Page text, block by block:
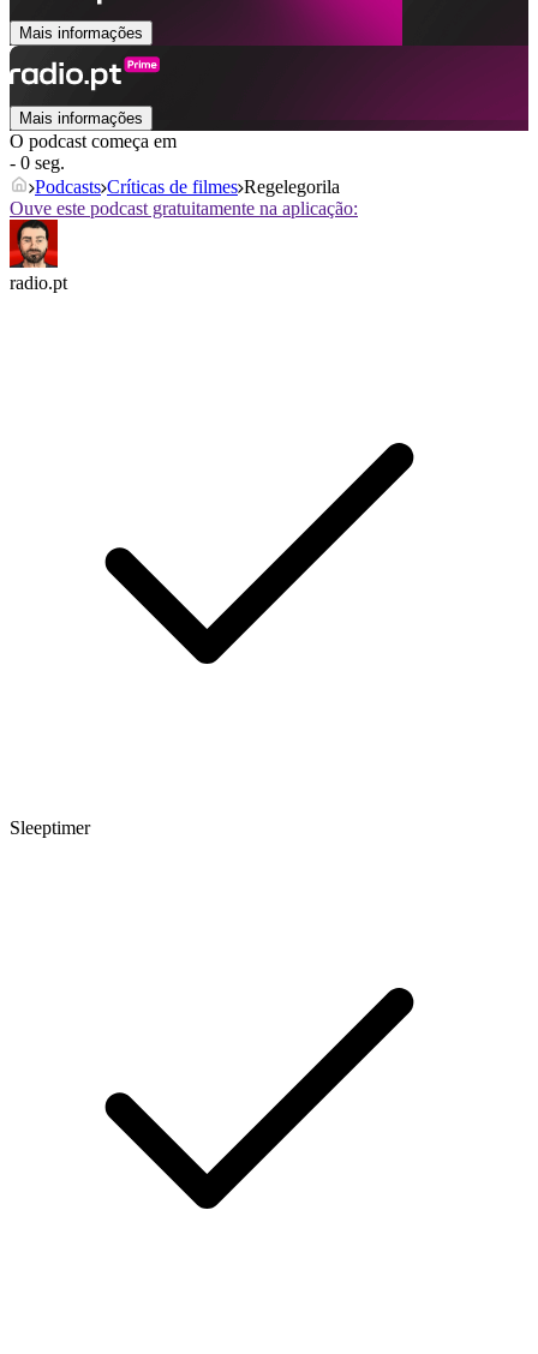
Mais informações
Mais informações
O podcast começa em
- 0 seg.
Podcasts Críticas de filmes Regelegorila
Ouve este podcast gratuitamente na aplicação:
radio.pt
Sleeptimer